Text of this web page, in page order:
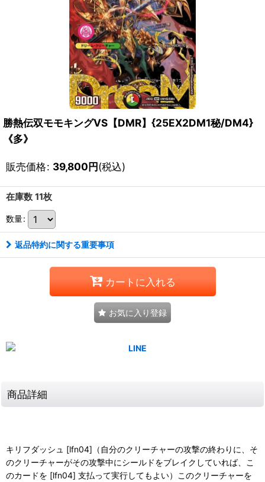
勝熱伝双モモキングVS【DMR】{25EX2DM1秘/DM4}
《多》
販売価格: 39,800円(税込)
在庫数 11枚
数量:
返品特約に関する重要事項
カートに入れる
お気に入り登録
商品詳細
キリフダッシュ [lfn04]（自分のクリーチャーの攻撃の終わりに、そ
のクリーチャーがその攻撃中にシールドをブレイクしていれば、こ
のカードを [lfn04] 支払って実行してもよい）このクリーチャーを